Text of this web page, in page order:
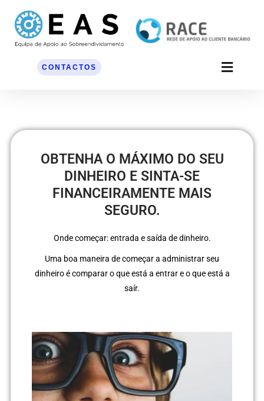
content
CONTACTOS
OBTENHA O MÁXIMO DO SEU
DINHEIRO E SINTA-SE
FINANCEIRAMENTE MAIS
SEGURO.
Onde começar: entrada e saída de dinheiro.
Uma boa maneira de começar a administrar seu
dinheiro é comparar o que está a entrar e o que está a
saír.